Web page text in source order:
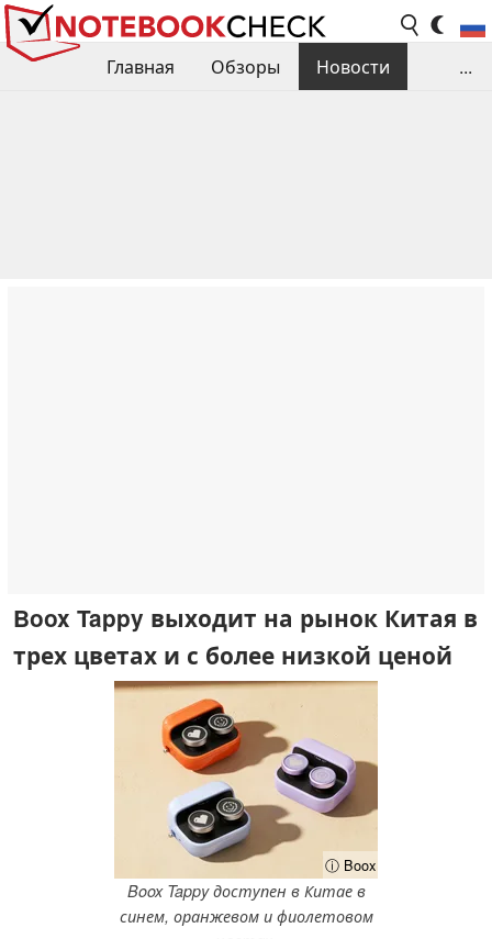
Главная Обзоры
Новости
...
Boox Tappy выходит на рынок Китая в
трех цветах и с более низкой ценой
ⓘ Boox
Boox Tappy доступен в Китае в
синем, оранжевом и фиолетовом